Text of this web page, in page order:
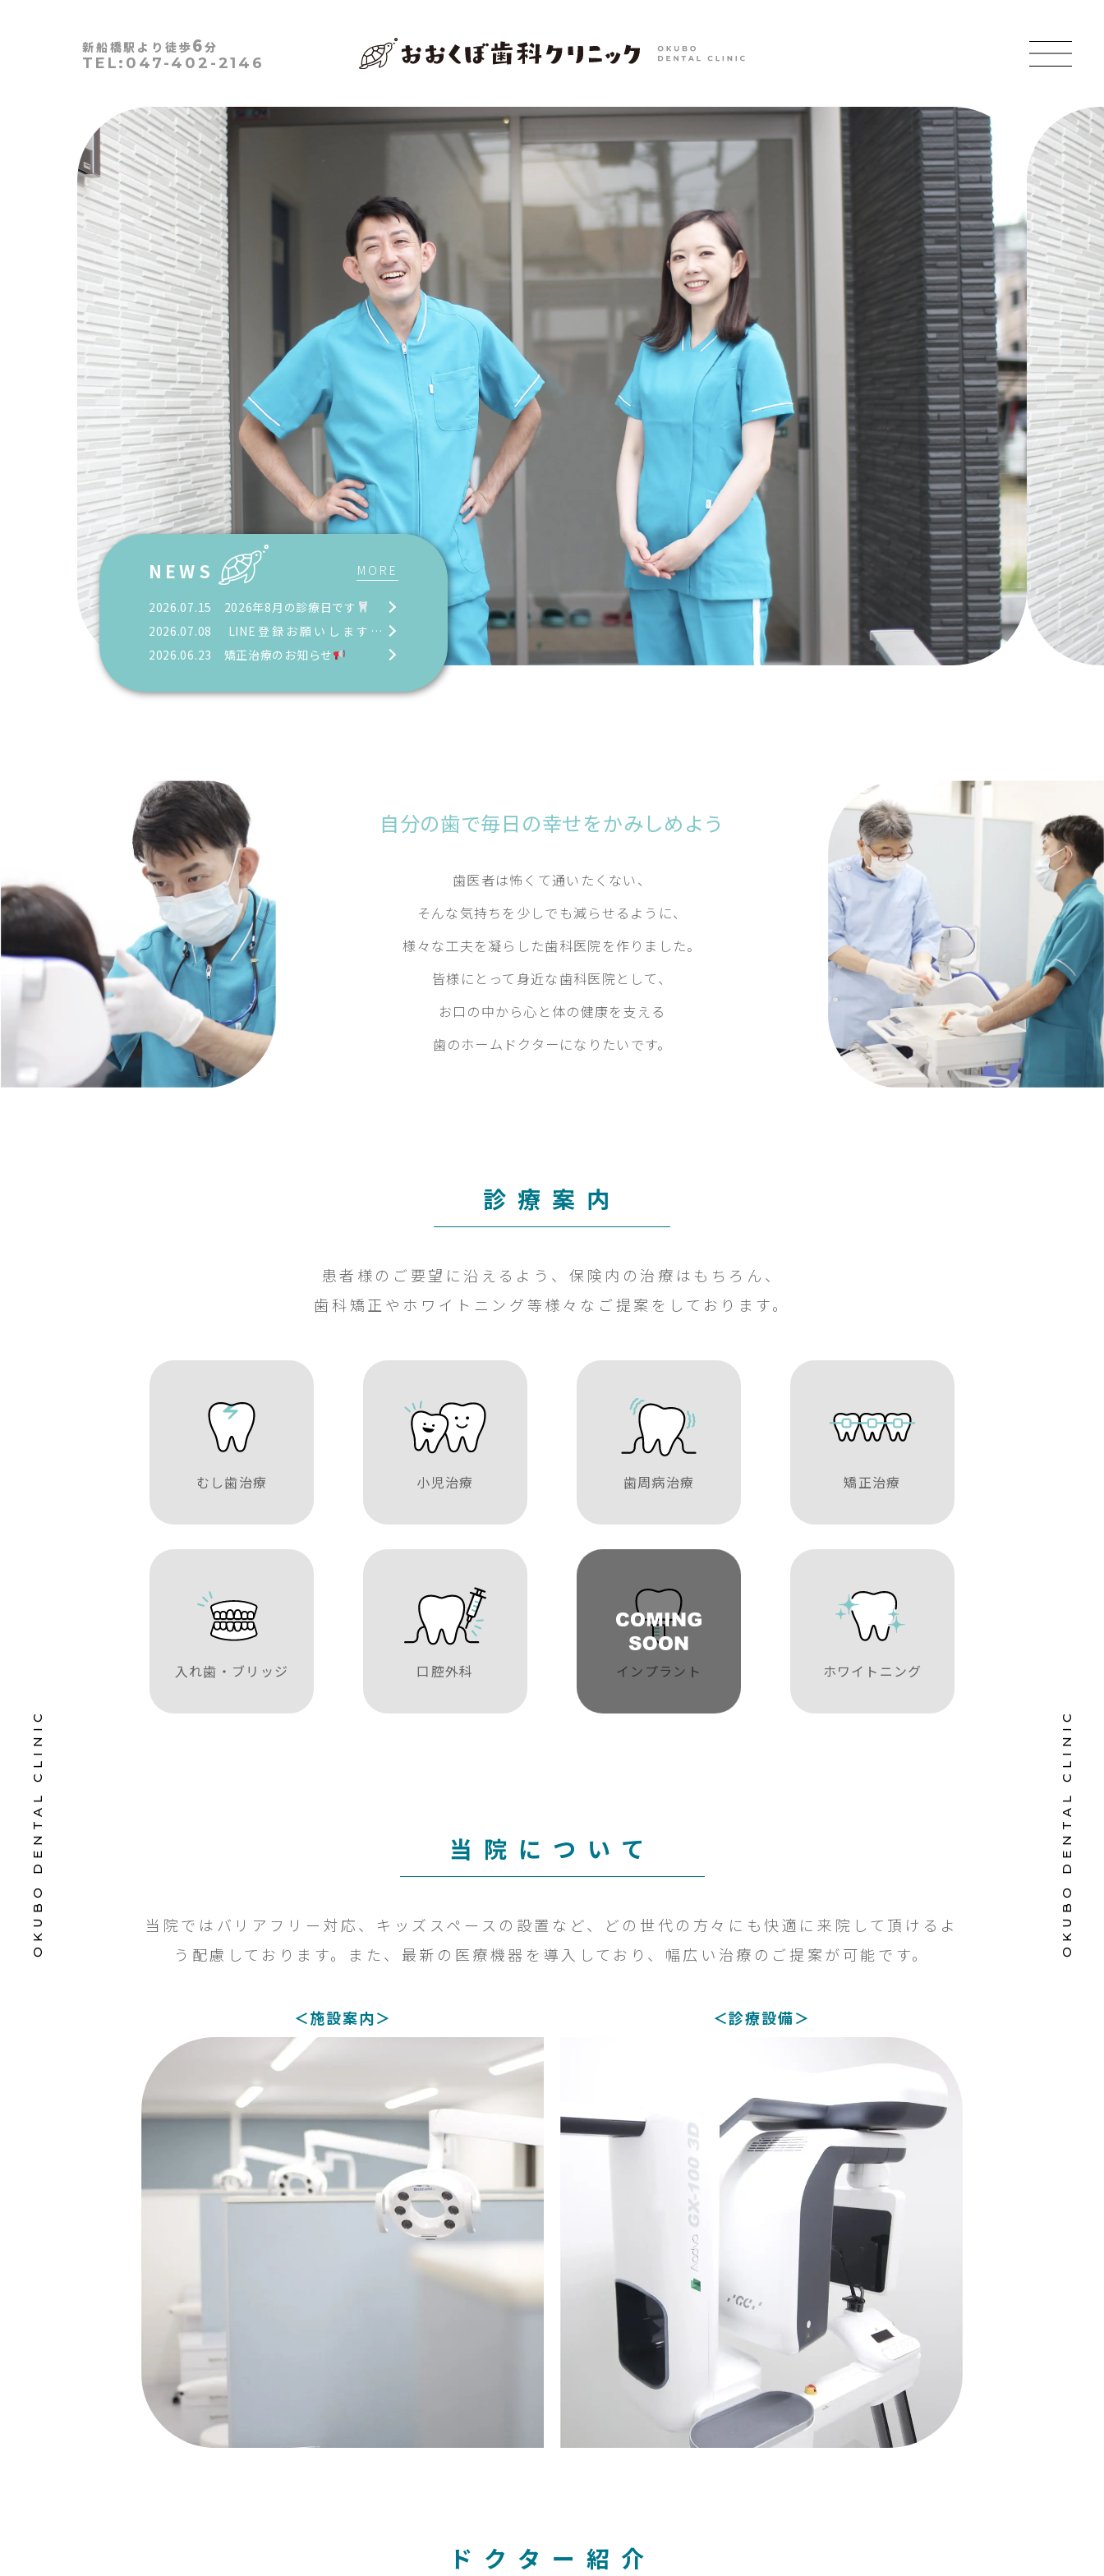
新船橋駅より徒歩6分
TEL:047-402-2146
OKUBO DENTAL CLINIC OKUBO DENTAL CLINIC
NEWS
2026.07.15 2026年8月の診療日です
2026.07.08 LINE登録お願いします。
#line予約できます
2026.06.23 矯正治療のお知らせ
MORE
自分の歯で毎日の幸せをかみしめよう
歯医者は怖くて通いたくない、
そんな気持ちを少しでも減らせるように、
様々な工夫を凝らした歯科医院を作りました。
皆様にとって身近な歯科医院として、
お口の中から心と体の健康を支える
歯のホームドクターになりたいです。
診療案内
患者様のご要望に沿えるよう、保険内の治療はもちろん、
歯科矯正やホワイトニング等様々なご提案をしております。
むし歯治療 小児治療 歯周病治療 矯正治療
入れ歯・ブリッジ 口腔外科 インプラント ホワイトニング
当院について
当院ではバリアフリー対応、キッズスペースの設置など、どの世代の方々にも快適に来院して頂けるよ
う配慮しております。また、最新の医療機器を導入しており、幅広い治療のご提案が可能です。
＜施設案内＞ ＜診療設備＞
ドクター紹介